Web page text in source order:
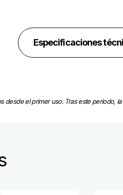
Especificaciones
desde el primer uso. Tras este periodo,